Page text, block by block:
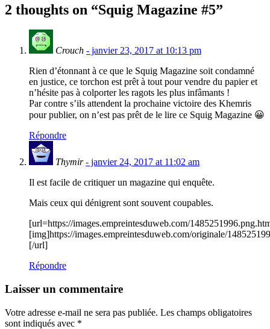
2 thoughts on “Squig Magazine #5”
Crouch - janvier 23, 2017 at 10:13 pm
Rien d’étonnant à ce que le Squig Magazine soit condamné
en justice, ce torchon est prêt à tout pour vendre du papier et
n’hésite pas à colporter les ragots les plus infâmants !
Par contre s’ils attendent la prochaine victoire des Khemris
pour publier, on n’est pas prêt de le lire ce Squig Magazine 😀
Répondre
Thymir - janvier 24, 2017 at 11:02 am
Il est facile de critiquer un magazine qui enquête.
Mais ceux qui dénigrent sont souvent coupables.
[url=https://images.empreintesduweb.com/
[img]https://images.empreintesduweb.com/originale/
[/url]
Répondre
Laisser un commentaire
Votre adresse e-mail ne sera pas publiée. Les champs obligatoires
sont indiqués avec *